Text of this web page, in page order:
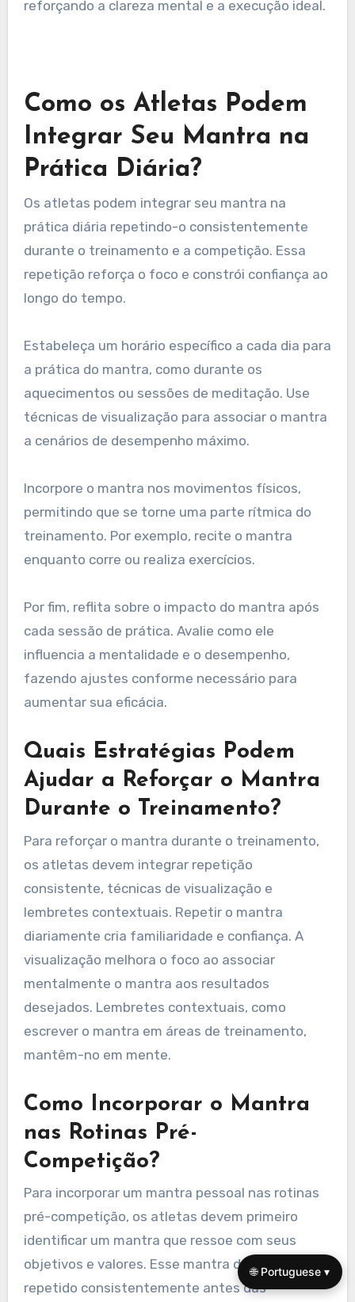
Excessivamente Complexo?
Um mantra pessoal deve ser simples e
memorável para aumentar o foco e a confiança.
Frases complexas podem diluir a mensagem
pretendida, dificultando a recordação por parte
Isso pode impactar negativamente o
desempenho. Manter o mantra simples garante
que ele cumpra seu propósito de forma eficaz,
reforçando a clareza mental e a execução ideal.
Como os Atletas Podem
Integrar Seu Mantra na
Prática Diária?
a prática do mantra, como durante os
técnicas de visualização para associar o mantra
Incorpore o mantra nos movimentos físicos,
permitindo que se torne uma parte rítmica do
treinamento. Por exemplo, recite o mantra
enquanto corre ou realiza exercícios.
Por fim, reflita sobre o impacto do mantra após
cada sessão de prática. Avalie como ele
influencia a mentalidade e o desempenho,
fazendo ajustes conforme necessário para
aumentar sua eficácia.
Quais Estratégias Podem
Ajudar a Reforçar o Mantra
Para reforçar o mantra durante o treinamento,
os atletas devem integrar repetição
consistente, técnicas de visualização e
lembretes contextuais. Repetir o mantra
diariamente cria familiaridade e confiança. A
visualização melhora o foco ao associar
mentalmente o mantra aos resultados
desejados. Lembretes contextuais, como
🌐 Portuguese ▾